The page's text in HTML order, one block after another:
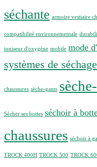
séchante armoire vestiaire
compatibilité environnementale
ioniseur d'oxygène mobile mode
systèmes de
chaussures sèche-gants
Sécher ses bottes séchoir à
chaussures séchoir à
TROCK 400H TROCK 500 TROCK